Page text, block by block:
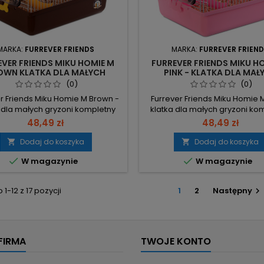
FURREVER FRIENDS
FRIENDS MIKU HOMIE M
KLATKA DLA MAŁYCH
KOMPLETNY ZESTAW -
SZYBKA WYSYŁKA
(0)
Friends Miku Homie M Brown -
małych gryzoni kompletny
to dwupoziomowa klatka o
27x20x30 cm, zawierająca
wyposażenie dla chomików,
szczurów karłowatych. Zestaw
metalowa klatka, kuweta
– gotowa do użycia.
48,49 zł
 Dodaj do koszyka
 W magazynie
MARKA: FURREVER
FURREVER FRIENDS MIKU
PINK - KLATKA DLA
GRYZONI, KOMPLETNY
BEZPIECZNA I
(0)
Furrever Friends Miku Homie
klatka dla małych gryzoni
zestaw: metalowa klatka z
(spód) o wymiarach
gotowy komplet
chomików, myszy,
karłowatych i
miska, poidełko, kołowrotek –
48,49 zł
 Dodaj do koszyka
 W magazynie
12 z 17 pozycji 1 2 Następny 
TWOJE KONTO